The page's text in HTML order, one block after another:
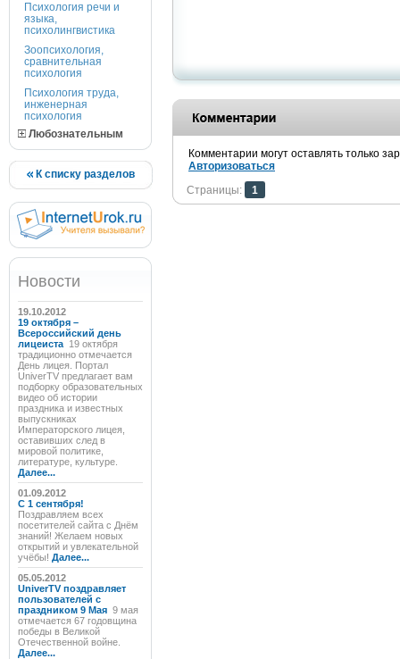
Психология речи и
языка,
психолингвистика
Зоопсихология,
сравнительная
психология
Психология труда,
инженерная
психология
Любознательным
К списку разделов
Новости
19.10.2012
19 октября –
Всероссийский день
лицеиста 19 октября
традиционно отмечается
День лицея. Портал
UniverTV предлагает вам
подборку образовательных
видео об истории
праздника и известных
выпускниках
Императорского лицея,
оставивших след в
мировой политике,
литературе, культуре.
Далее...
01.09.2012
C 1 сентября!
Поздравляем всех
посетителей сайта с Днём
знаний! Желаем новых
открытий и увлекательной
учёбы! Далее...
05.05.2012
UniverTV поздравляет
пользователей с
праздником 9 Мая 9 мая
отмечается 67 годовщина
победы в Великой
Отечественной войне.
Далее...
Комментарии могут оставлять только
Авторизоваться
Страницы:
1